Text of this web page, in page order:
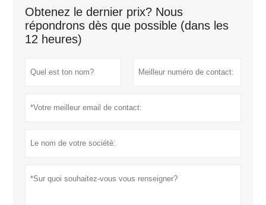
Obtenez le dernier prix? Nous
répondrons dès que possible (dans les
12 heures)